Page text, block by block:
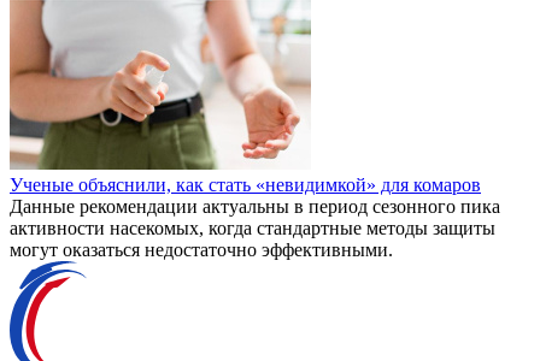
Ученые объяснили, как стать «невидимкой» для комаров
Данные рекомендации актуальны в период сезонного пика
активности насекомых, когда стандартные методы защиты
могут оказаться недостаточно эффективными.